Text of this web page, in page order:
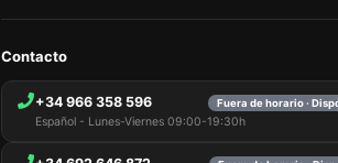
Contacto
+34 966 358 596 Fuera de horario ·
Español - Lunes-Viernes 09:00-19:30h